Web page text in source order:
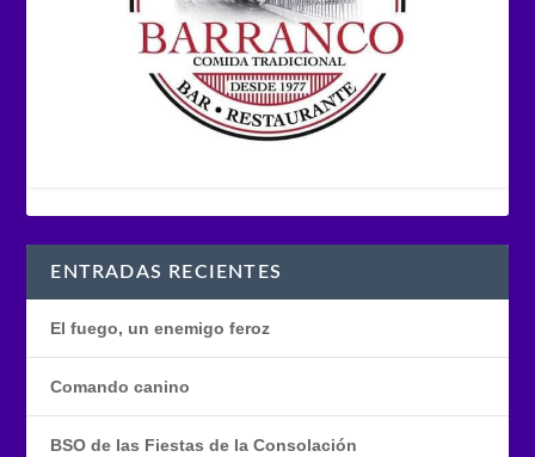
ENTRADAS RECIENTES
El fuego, un enemigo feroz
Comando canino
BSO de las Fiestas de la Consolación